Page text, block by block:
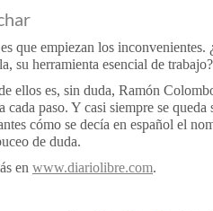
que empiezan los
su herramienta esencial de
ellos es, sin duda, Ramón
cada paso. Y casi siempre se
cómo se decía en español el
de duda.
en www.diariolibre.com.